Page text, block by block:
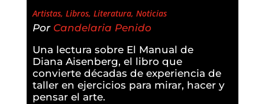
Artistas, Libros, Literatura, Noticias
Por Candelaria Penido
Una lectura sobre El Manual de
Diana Aisenberg, el libro que
convierte décadas de experiencia de
taller en ejercicios para mirar, hacer y
pensar el arte.